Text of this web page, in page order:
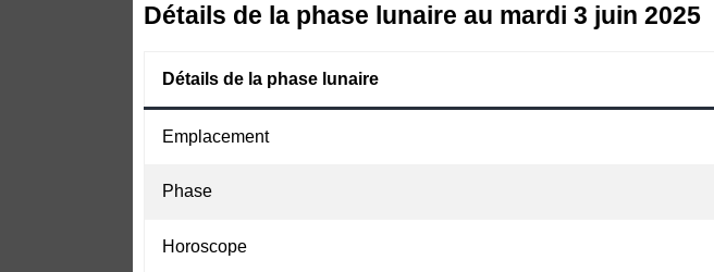
Détails de la phase lunaire au mardi 3 juin 2025
Détails de la phase lunaire
Emplacement
Phase
Horoscope